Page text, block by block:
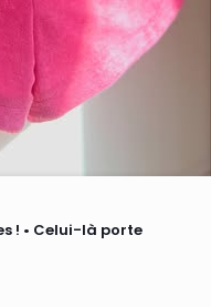
! • Celui-là porte